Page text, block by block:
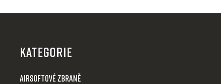
KATEGORIE
Airsoftové zbraně